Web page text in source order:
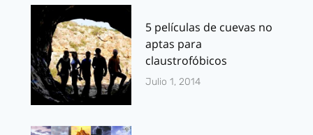
5 películas de cuevas no
aptas para
claustrofóbicos
Julio 1, 2014